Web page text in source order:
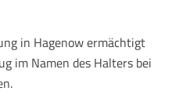
in Hagenow ermächtigt
im Namen des Halters bei